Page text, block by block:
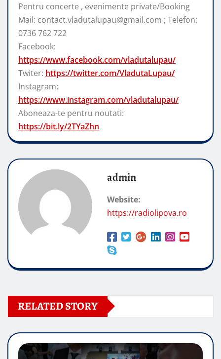
Pentru concerte , evenimente private/Booking
Mail: contact.vladutalupau@gmail.com ; Telefon:
0736 762 722
Facebook:
https://www.facebook.com/vladutalupau/
Twiter: https://twitter.com/VladutaLupau/
Instagram:
https://www.instagram.com/vladutalupau/
Aboneaza-te pentru noutati:
https://bit.ly/2TYaZhn
admin
Website:
https://radiolipova.ro
RELATED STORY